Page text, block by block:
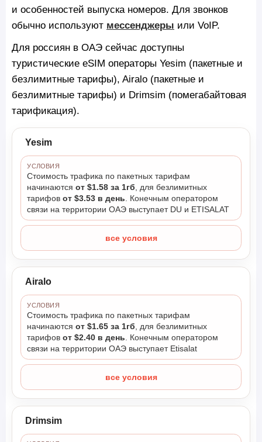
и особенностей выпуска номеров. Для звонков
обычно используют мессенджеры или VoIP.
Для россиян в ОАЭ сейчас доступны
туристические eSIM операторы Yesim (пакетные и
безлимитные тарифы), Airalo (пакетные и
безлимитные тарифы) и Drimsim (помегабайтовая
тарификация).
Yesim
УСЛОВИЯ
Стоимость трафика по пакетных тарифам
начинаютсяот $1.58 за 1гб , для безлимитных
тарифовот $3.53 в день . Конечным оператором
связи на территории ОАЭ выступает DU и ETISALAT
все условия
Airalo
УСЛОВИЯ
Стоимость трафика по пакетных тарифам
начинаютсяот $1.65 за 1гб , для безлимитных
тарифовот $2.40 в день . Конечным оператором
связи на территории ОАЭ выступает Etisalat
все условия
Drimsim